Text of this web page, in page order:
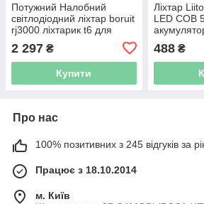
Потужний Налобний
світлодіодний ліхтар boruit
rj3000 ліхтарик t6 для
рибалки кемпінгу
2 297 ₴
Купити
Ліхтар
LED COB
488₴
Про нас
100% позитивних з 245 відгуків за
Працює з 18.10.2014
м. Київ